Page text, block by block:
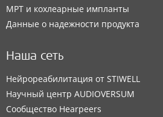
МРТ и кохлеарные импланты
Данные о надежности продукта
Наша сеть
Нейрореабилитация от STIWELL
Научный центр AUDIOVERSUM
Сообщество Hearpeers